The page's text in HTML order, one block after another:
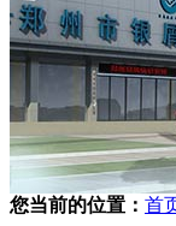
您当前的位置： 首